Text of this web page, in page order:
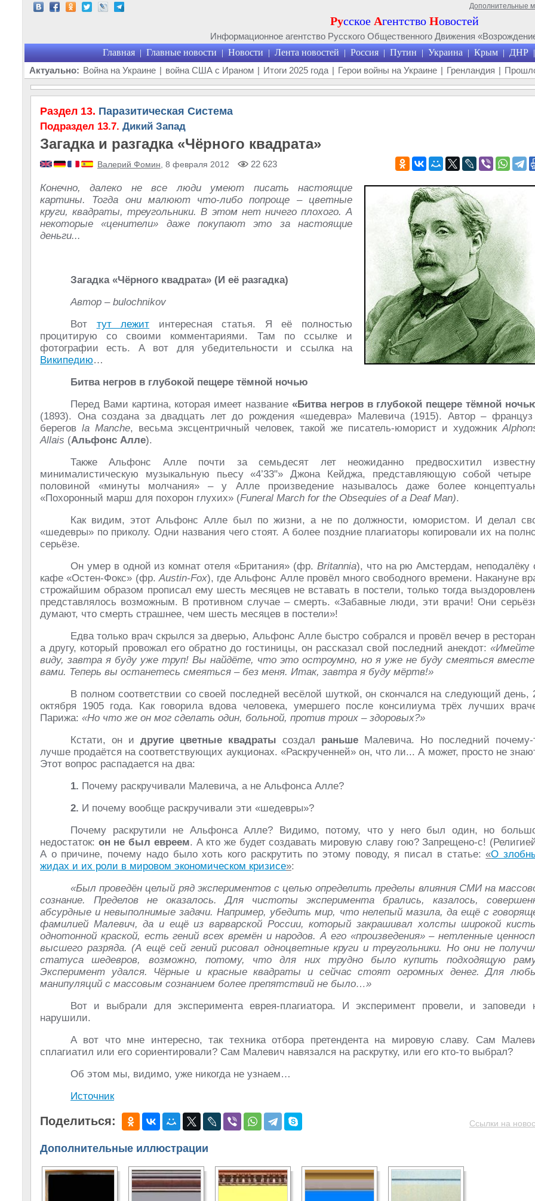
Дополнительные
Русское Агентство Новостей
Информационное агентство Русского Общественного Движения
Главная | Главные новости | Новости | Лента новостей | Россия | Путин | Украина | Крым | ДНР |
Актуально: Война на Украине | война США с Ираном | Итоги 2025 года | Герои войны на Украине | Гренландия |
Раздел 13. Паразитическая Система
Подраздел 13.7. Дикий Запад
Загадка и разгадка «Чёрного квадрата»
Валерий Фомин , 8 февраля 2012 22 623
Конечно, далеко не все люди умеют писать настоящие
картины. Тогда они малюют что-либо попроще – цветные
круги, квадраты, треугольники. В этом нет ничего плохого. А
некоторые «ценители» даже покупают это за настоящие
деньги...
Загадка «Чёрного квадрата» (И её разгадка)
Автор – bulochnikov
Вот тут лежит интересная статья. Я её полностью
процитирую со своими комментариями. Там по ссылке и
фотографии есть. А вот для убедительности и ссылка на
Википедию…
Битва негров в глубокой пещере тёмной ночью
Перед Вами картина, которая имеет название «Битва негров в глубокой пещере тёмной
(1893). Она создана за двадцать лет до рождения «шедевра» Малевича (1915). Автор –
берегов la Manche, весьма эксцентричный человек, такой же писатель-юморист и художник
Allais (Альфонс Алле).
Также Альфонс Алле почти за семьдесят лет неожиданно предвосхитил
минималистическую музыкальную пьесу «4’33"» Джона Кейджа, представляющую собой
половиной «минуты молчания» – у Алле произведение называлось даже более
«Похоронный марш для похорон глухих» (Funeral March for the Obsequies of a Deaf Man).
Как видим, этот Альфонс Алле был по жизни, а не по должности, юмористом. И делал
«шедевры» по приколу. Одни названия чего стоят. А более поздние плагиаторы копировали их на
серьёзе.
Он умер в одной из комнат отеля «Британия» (фр. Britannia), что на рю Амстердам, неподалёку
кафе «Остен-Фокс» (фр.Austin-Fox), где Альфонс Алле провёл много свободного времени. Накануне
строжайшим образом прописал ему шесть месяцев не вставать в постели, только тогда
представлялось возможным. В противном случае – смерть. «Забавные люди, эти врачи! Они
думают, что смерть страшнее, чем шесть месяцев в постели»!
Едва только врач скрылся за дверью, Альфонс Алле быстро собрался и провёл вечер в
а другу, который провожал его обратно до гостиницы, он рассказал свой последний анекдот:
виду, завтра я буду уже труп! Вы найдёте, что это остроумно, но я уже не буду смеяться
вами. Теперь вы останетесь смеяться – без меня. Итак, завтра я буду мёртв!»
В полном соответствии со своей последней весёлой шуткой, он скончался на следующий день,
октября 1905 года. Как говорила вдова человека, умершего после консилиума трёх лучших
Парижа: «Но что же он мог сделать один, больной, против троих – здоровых?»
Кстати, он и другие цветные квадраты создал раньше Малевича. Но последний почему-
лучше продаётся на соответствующих аукционах. «Раскрученней» он, что ли... А может, просто не
Этот вопрос распадается на два:
1. Почему раскручивали Малевича, а не Альфонса Алле?
2. И почему вообще раскручивали эти «шедевры»?
Почему раскрутили не Альфонса Алле? Видимо, потому, что у него был один, но
недостаток: он не был евреем. А кто же будет создавать мировую славу гою? Запрещено-с!
А о причине, почему надо было хоть кого раскрутить по этому поводу, я писал в статье:«О
жидах и их роли в мировом экономическом кризисе»:
«Был проведён целый ряд экспериментов с целью определить пределы влияния СМИ на
сознание. Пределов не оказалось. Для чистоты эксперимента брались, казалось,
абсурдные и невыполнимые задачи. Например, убедить мир, что нелепый мазила, да ещё с
фамилией Малевич, да и ещё из варварской России, который закрашивал холсты широкой
однотонной краской, есть гений всех времён и народов. А его «произведения» – нетленные
высшего разряда. (А ещё сей гений рисовал одноцветные круги и треугольники. Но они не
статуса шедевров, возможно, потому, что для них трудно было купить подходящую
Эксперимент удался. Чёрные и красные квадраты и сейчас стоят огромных денег. Для
манипуляций с массовым сознанием более препятствий не было…»
Вот и выбрали для эксперимента еврея-плагиатора. И эксперимент провели, и заповеди
нарушили.
А вот что мне интересно, так техника отбора претендента на мировую славу. Сам
сплагиатил или его сориентировали? Сам Малевич навязался на раскрутку, или его кто-то выбрал?
Об этом мы, видимо, уже никогда не узнаем…
Источник
Поделиться: Ссылки на
Дополнительные иллюстрации